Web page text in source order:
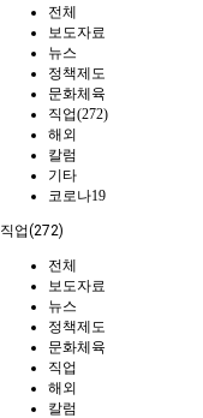
전체
보도자료
뉴스
정책제도
문화체육
직업(272)
해외
칼럼
기타
코로나19
직업(272)
전체
보도자료
뉴스
정책제도
문화체육
직업
해외
칼럼